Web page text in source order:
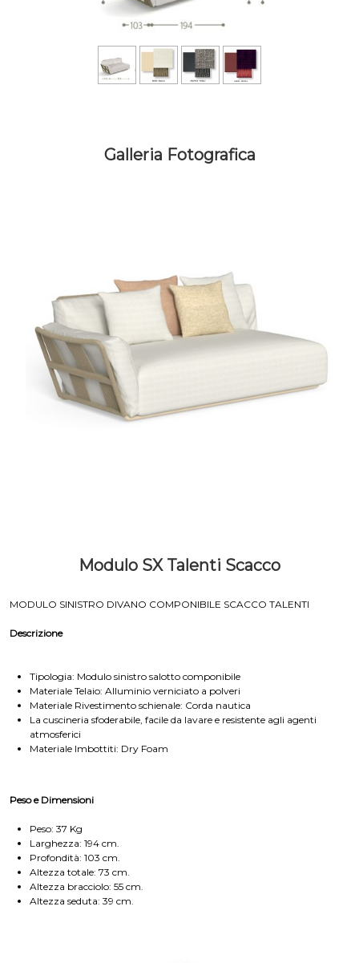
Galleria Fotografica
Modulo SX Talenti Scacco
MODULO SINISTRO DIVANO COMPONIBILE SCACCO TALENTI
Descrizione
Tipologia: Modulo sinistro salotto componibile
Materiale Telaio: Alluminio verniciato a polveri
Materiale Rivestimento schienale: Corda nautica
La cuscineria sfoderabile, facile da lavare e resistente agli agenti
atmosferici
Materiale Imbottiti: Dry Foam
Peso e Dimensioni
Peso: 37 Kg
Larghezza: 194 cm.
Profondità: 103 cm.
Altezza totale: 73 cm.
Altezza bracciolo: 55 cm.
Altezza seduta: 39 cm.